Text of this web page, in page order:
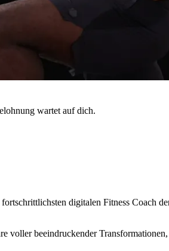
wartet auf dich.
digitalen Fitness Coach
beeindruckender